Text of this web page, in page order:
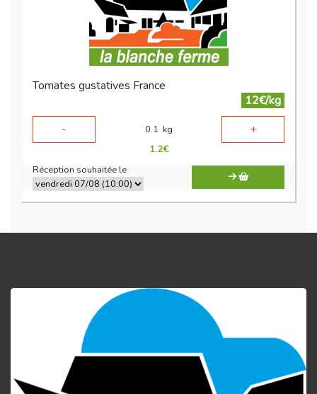
Tomates gustatives France
12€/kg
-
0.1 kg +
1.2€
Réception souhaitée le